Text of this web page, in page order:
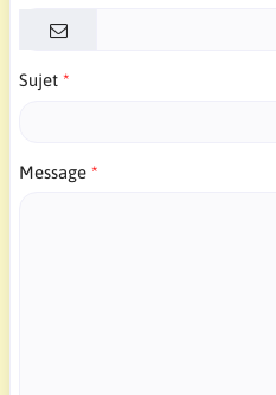
Sujet
Message